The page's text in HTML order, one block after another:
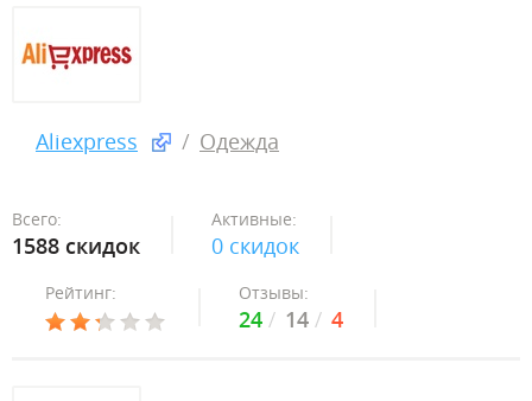
Aliexpress Одежда
Всего:
1588 скидок
Активные:
0 скидок
Рейтинг: Отзывы:
24 14 4